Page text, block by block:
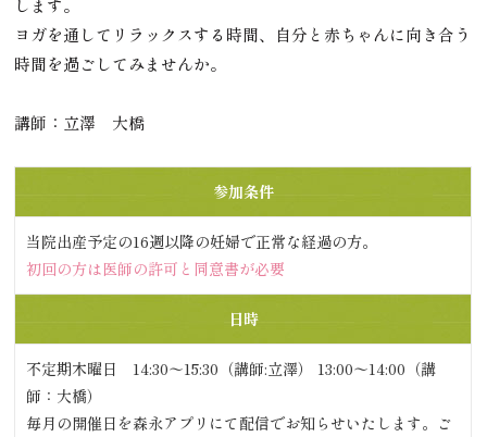
します。
ヨガを通してリラックスする時間、自分と赤ちゃんに向き合う
時間を過ごしてみませんか。
講師：立澤 大橋
参加条件
当院出産予定の16週以降の妊婦で正常な経過の方。
初回の方は医師の許可と同意書が必要
日時
不定期木曜日 14:30〜15:30（講師:立澤） 13:00〜14:00（講
師：大橋）
毎月の開催日を森永アプリにて配信でお知らせいたします。ご